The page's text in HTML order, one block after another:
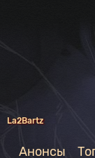
La2Bartz
Анонсы